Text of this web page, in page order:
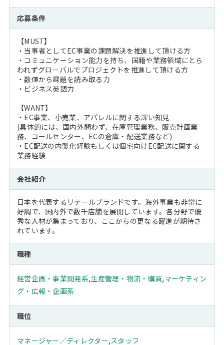
応募条件
【MUST】
・当事者としてEC事業の課題解決を推進して頂ける方
・コミュニケーション能力を持ち、国籍や業務領域にとら
われずグローバルでプロジェクトを推進して頂ける方
・数値から課題を読み取る力
・ビジネス英語力
【WANT】
・EC事業、小売業、アパレルに関する深い知見
(具体的には、国内外問わず、在庫管理業務、販売計画業
務、コールセンター、ECの倉庫・配送業務など)
・EC配送の内製化経験もしくは個宅向けEC配送に関する
業務経験
会社紹介
日本を代表するリテールブランドです。海外事業も非常に
好調で、国内外で数千店舗を展開しています。各分野で優
秀な人材が集まっており、ここからの更なる躍進が期待さ
れています。
職種
経営企画・事業開発系,生産管理・物流・購買,マーケティン
グ・広報・企画系
職位
マネージャー／ディレクター,スタッフ